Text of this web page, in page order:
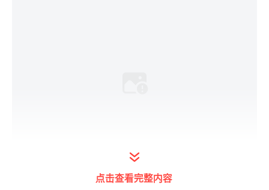
点击查看完整内容